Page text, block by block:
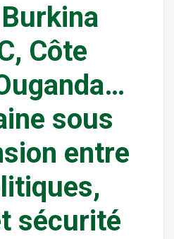
Côte
sous
entre
sécurité